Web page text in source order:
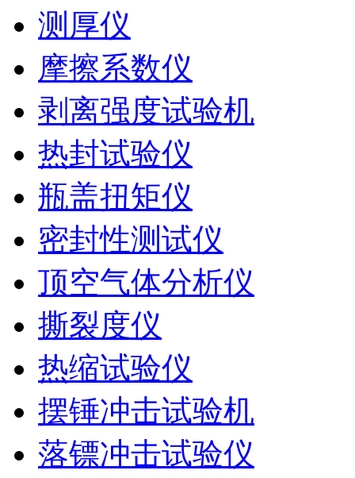
测厚仪
摩擦系数仪
剥离强度试验机
热封试验仪
瓶盖扭矩仪
密封性测试仪
顶空气体分析仪
撕裂度仪
热缩试验仪
摆锤冲击试验机
落镖冲击试验仪